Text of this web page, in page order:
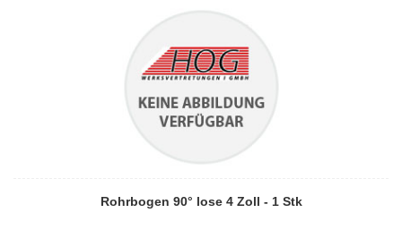
Rohrbogen 90° lose 4 Zoll - 1 Stk